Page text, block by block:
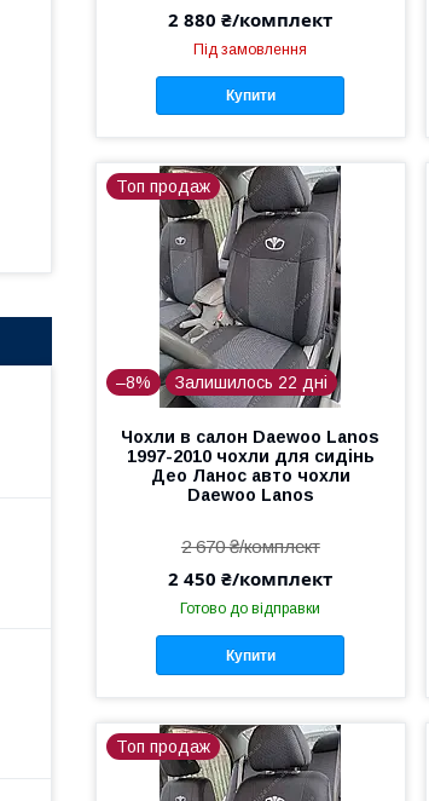
2 880 ₴/комплект
Під замовлення
Купити
Топ продаж
–8% Залишилось 22 дні
Чохли в салон Daewoo Lanos
1997-2010 чохли для сидінь
Део Ланос авто чохли
Daewoo Lanos
2 670 ₴/комплект
2 450 ₴/комплект
Готово до відправки
Купити
Топ продаж